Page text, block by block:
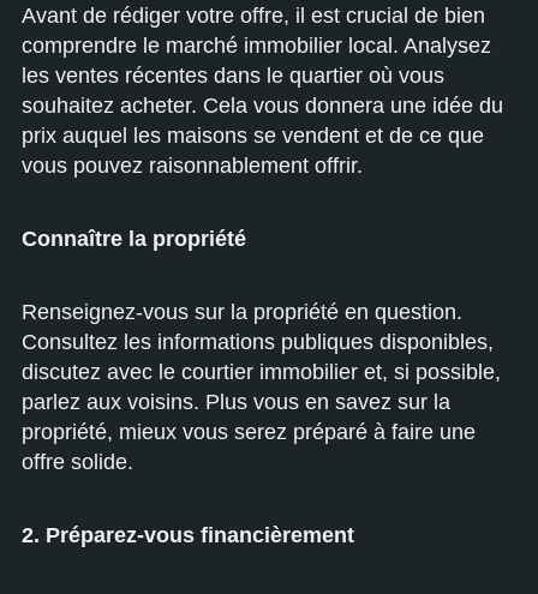
Avant de rédiger votre offre, il est crucial de bien
comprendre le marché immobilier local. Analysez
les ventes récentes dans le quartier où vous
souhaitez acheter. Cela vous donnera une idée du
prix auquel les maisons se vendent et de ce que
vous pouvez raisonnablement offrir.
Connaître la propriété
Renseignez-vous sur la propriété en question.
Consultez les informations publiques disponibles,
discutez avec le courtier immobilier et, si possible,
parlez aux voisins. Plus vous en savez sur la
propriété, mieux vous serez préparé à faire une
offre solide.
2. Préparez-vous financièrement